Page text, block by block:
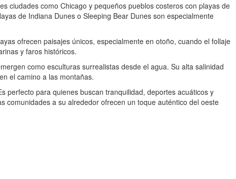
ciudades como Chicago y pequeños pueblos costeros con playas de
de Indiana Dunes o Sleeping Bear Dunes son especialmente
ofrecen paisajes únicos, especialmente en otoño, cuando el follaje
y faros históricos.
como esculturas surrealistas desde el agua. Su alta salinidad
el camino a las montañas.
perfecto para quienes buscan tranquilidad, deportes acuáticos y
comunidades a su alrededor ofrecen un toque auténtico del oeste